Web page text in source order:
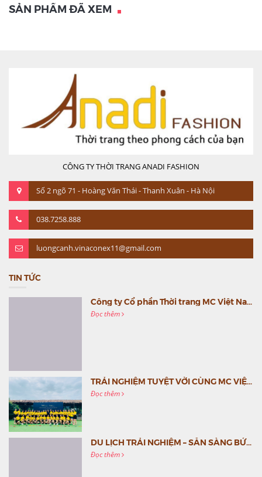
SẢN PHẨM ĐÃ XEM
CÔNG TY THỜI TRANG ANADI FASHION
Số 2 ngõ 71 - Hoàng Văn Thái - Thanh Xuân - Hà Nội
038.7258.888
luongcanh.vinaconex11@gmail.com
TIN TỨC
Công ty Cổ phần Thời trang MC Việt Nam (MC Fashion) tổ chức Gala mừng sinh nhật lần thứ 9
Đọc thêm
TRẢI NGHIỆM TUYỆT VỜI CÙNG MC VIỆT NAM
Đọc thêm
DU LỊCH TRẢI NGHIỆM – SẴN SÀNG BỨT PHÁ CÙNG MC VIỆT NAM
Đọc thêm